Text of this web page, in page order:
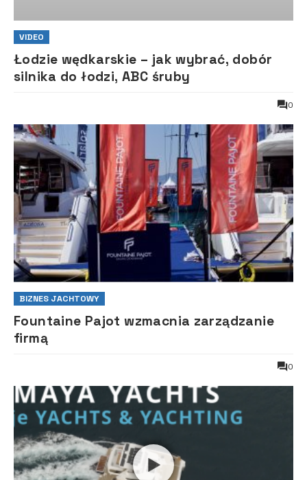
VIDEO
Łodzie wędkarskie – jak wybrać, dobór
silnika do łodzi, ABC śruby
0
BIZNES JACHTOWY
Fountaine Pajot wzmacnia zarządzanie
firmą
0